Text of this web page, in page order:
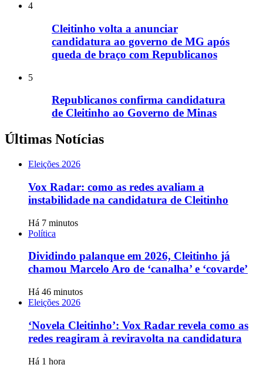
4
Cleitinho volta a anunciar
candidatura ao governo de MG após
queda de braço com Republicanos
5
Republicanos confirma candidatura
de Cleitinho ao Governo de Minas
Últimas Notícias
Eleições 2026
Vox Radar: como as redes avaliam a
instabilidade na candidatura de Cleitinho
Há 7 minutos
Política
Dividindo palanque em 2026, Cleitinho já
chamou Marcelo Aro de ‘canalha’ e ‘covarde’
Há 46 minutos
Eleições 2026
‘Novela Cleitinho’: Vox Radar revela como as
redes reagiram à reviravolta na candidatura
Há 1 hora